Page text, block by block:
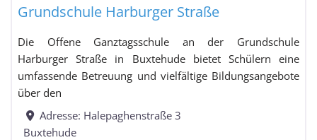
Grundschule Harburger Straße
Die Offene Ganztagsschule an der Grundschule
Harburger Straße in Buxtehude bietet Schülern eine
umfassende Betreuung und vielfältige Bildungsangebote
über den
Adresse: Halepaghenstraße 3
Buxtehude